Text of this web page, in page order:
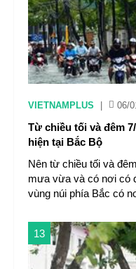
VIETNAMPLUS 06/
Từ chiều tối và đêm
hiện tại Bắc Bộ
Nên từ chiều tối và
mưa vừa và có nơi có
vùng núi phía Bắc có
13